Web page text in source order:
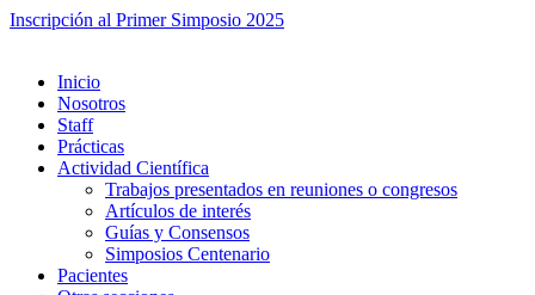
Inscripción al Primer Simposio 2025
Inicio
Nosotros
Staff
Prácticas
Actividad Científica
Trabajos presentados en reuniones o congresos
Artículos de interés
Guías y Consensos
Simposios Centenario
Pacientes